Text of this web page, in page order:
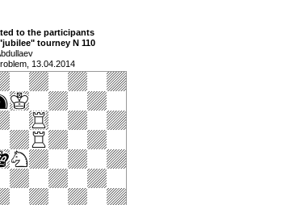
to the participants
tourney N 110
13.04.2014